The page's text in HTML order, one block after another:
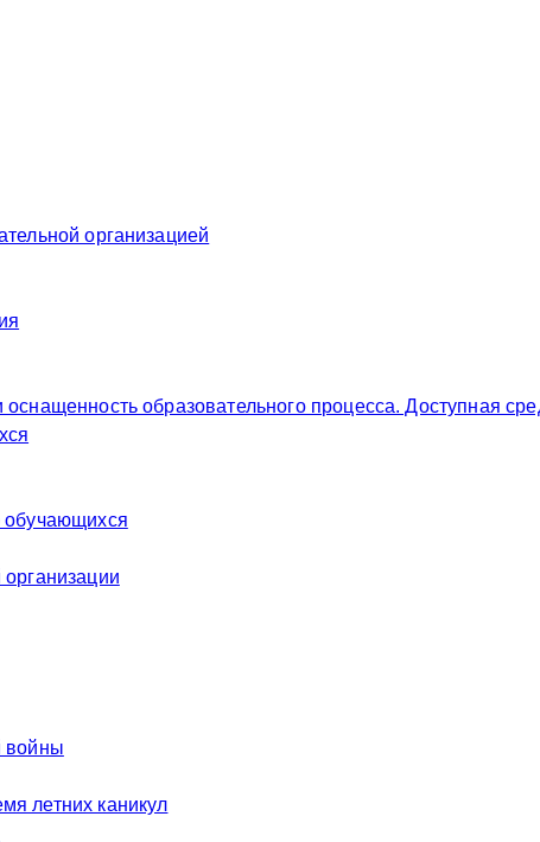
организацией
образовательного процесса. Доступная
обучающихся
войны
летних каникул